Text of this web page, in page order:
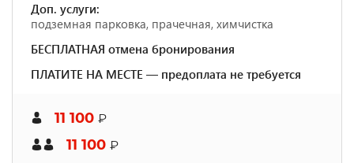
Доп. услуги:
подземная парковка, прачечная, химчистка
БЕСПЛАТНАЯ отмена бронирования
ПЛАТИТЕ НА МЕСТЕ — предоплата не требуется
11 100 ₽
11 100 ₽